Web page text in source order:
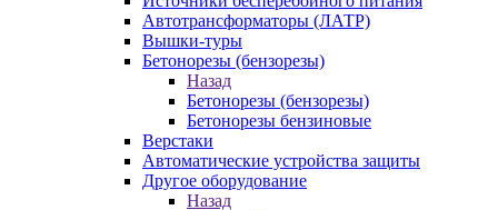
Автотрансформаторы (ЛАТР)
Вышки-туры
Бетонорезы (бензорезы)
Назад
Бетонорезы (бензорезы)
Бетонорезы бензиновые
Верстаки
Автоматические устройства защиты
Другое оборудование
Назад